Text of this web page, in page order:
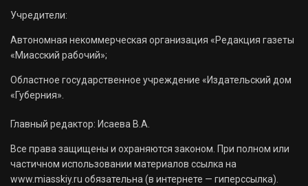
Учредители:
Автономная некоммерческая организация «Редакция газеты
«Миасский рабочий»;
Областное государственное учреждение «Издательский дом
«Губерния».
Главный редактор: Исаева В.А.
Все права защищены и охраняются законом. При полном или
частичном использовании материалов ссылка на
www.miasskiy.ru обязательна (в интернете — гиперссылка).